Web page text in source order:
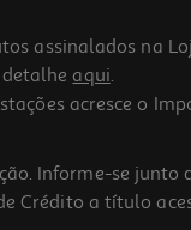
assinalados na
aqui.
acresce o
Informe-se junto
Crédito a título